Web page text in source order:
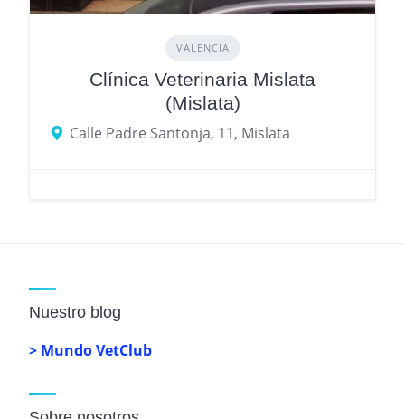
VALENCIA
Clínica Veterinaria Mislata
(Mislata)
Calle Padre Santonja, 11, Mislata
Nuestro blog
> Mundo VetClub